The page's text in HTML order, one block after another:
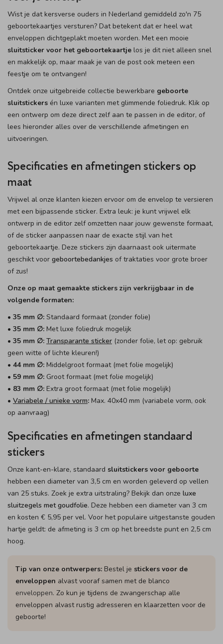
Wist je dat kersverse ouders in Nederland gemiddeld zo'n 75
geboortekaartjes versturen? Dat betekent dat er heel wat
enveloppen dichtgeplakt moeten worden. Met een mooie
sluitsticker voor het geboortekaartje los je dit niet alleen snel
en makkelijk op, maar maak je van de post ook meteen een
feestje om te ontvangen!
Ontdek onze uitgebreide collectie bewerkbare geboorte
sluitstickers én luxe varianten met glimmende foliedruk. Klik op
een ontwerp om deze direct zelf aan te passen in de editor, of
lees hieronder alles over de verschillende afmetingen en
uitvoeringen.
Specificaties en afmetingen stickers op
maat
Vrijwel al onze klanten kiezen ervoor om de envelop te versieren
met een bijpassende sticker. Extra leuk: je kunt vrijwel elk
ontwerp in de editor zelf omzetten naar jouw gewenste formaat,
of de sticker aanpassen naar de exacte stijl van het
geboortekaartje. Deze stickers zijn daarnaast ook uitermate
geschikt voor geboortebedankjes of traktaties voor grote broer
of zus!
Onze op maat gemaakte stickers zijn verkrijgbaar in de
volgende formaten:
• 35 mm ∅: Standaard formaat (zonder folie)
• 35 mm ∅: Met luxe foliedruk mogelijk
• 35 mm ∅: Transparante sticker (zonder folie, let op: gebruik
geen witte of lichte kleuren!)
• 44 mm ∅: Middelgroot formaat (met folie mogelijk)
• 59 mm ∅: Groot formaat (met folie mogelijk)
• 83 mm ∅: Extra groot formaat (met folie mogelijk)
• Variabele / unieke vorm: Max. 40x40 mm (variabele vorm, ook
op aanvraag)
Specificaties en afmetingen standaard
stickers
Onze kant-en-klare, standaard sluitstickers voor geboorte
hebben een diameter van 3,5 cm en worden geleverd op vellen
van 25 stuks. Zoek je extra uitstraling? Bekijk dan onze luxe
sluitzegels met goudfolie. Deze hebben een diameter van 3 cm
en kosten € 5,95 per vel. Voor het populaire uitgestanste gouden
hartje geldt: de afmeting is 3 cm op het breedste punt en 2,5 cm
hoog.
Tip van onze ontwerpers: Bestel je stickers voor de
enveloppen alvast vooraf samen met de blanco
enveloppen. Zo kun je tijdens de zwangerschap alle
enveloppen alvast rustig adresseren en klaarzetten voor de
geboorte!